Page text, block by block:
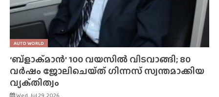
AUTO WORLD
‘ബ്‌ളാക്‌മാൻ’ 100 വയസിൽ വിടവാങ്ങി; 80
വർഷം ജോലിചെയ്‌ത്‌ ഗിന്നസ് സ്വന്തമാക്കിയ
വ്യക്‌തിത്വം